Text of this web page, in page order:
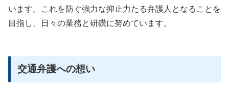
います。これを防ぐ強力な抑止力たる弁護人となることを
目指し、日々の業務と研鑽に努めています。
交通弁護への想い